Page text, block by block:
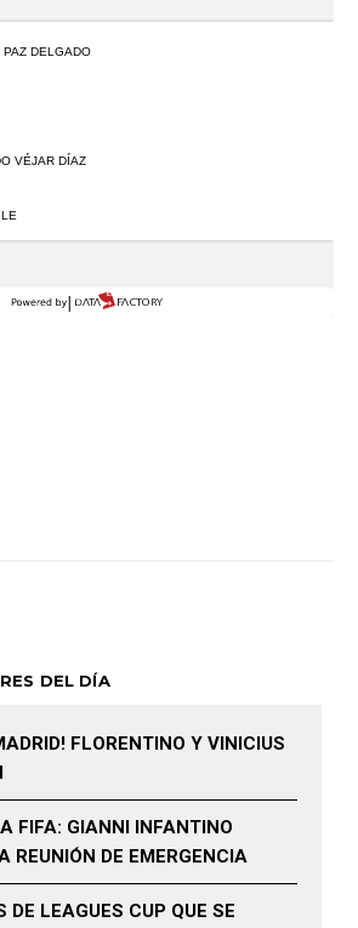
DEL DÍA
FLORENTINO Y VINICIUS
FIFA: GIANNI INFANTINO
REUNIÓN DE EMERGENCIA
DE LEAGUES CUP QUE SE